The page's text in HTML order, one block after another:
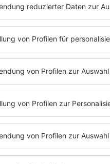
es sich um Arztpraxen,
Hilfe anbieten.
in Dortmund
Verletzungen und
hier werden akute
um die Uhr behandelt.
in Dortmund zudem
bereitgestellt werden.
Vermittler auf. Gemäß der
unabhängig von der
Orthopäden.
sich in einer